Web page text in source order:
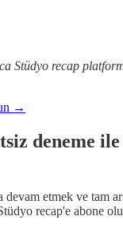
Stüdyo recap
→
deneme
etmek ve tam
recap'e abone